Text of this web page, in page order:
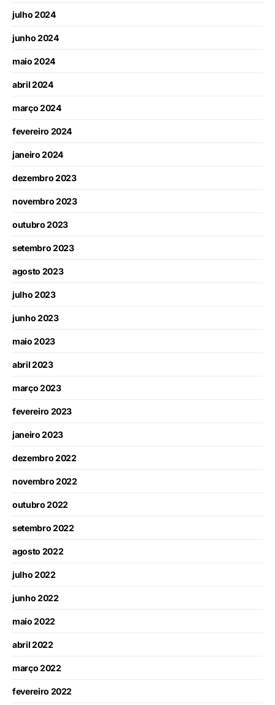
julho 2024
junho 2024
maio 2024
abril 2024
março 2024
fevereiro 2024
janeiro 2024
dezembro 2023
novembro 2023
outubro 2023
setembro 2023
agosto 2023
julho 2023
junho 2023
maio 2023
abril 2023
março 2023
fevereiro 2023
janeiro 2023
dezembro 2022
novembro 2022
outubro 2022
setembro 2022
agosto 2022
julho 2022
junho 2022
maio 2022
abril 2022
março 2022
fevereiro 2022